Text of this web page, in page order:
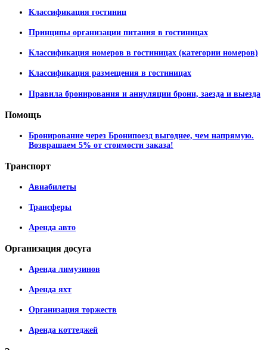
Классификация гостиниц
Принципы организации питания в гостиницах
Классификация номеров в гостиницах (категории номеров)
Классификация размещения в гостиницах
Правила бронирования и аннуляции брони, заезда и выезда
Помощь
Бронирование через Бронипоезд выгоднее, чем напрямую.
Возвращаем 5% от стоимости заказа!
Транспорт
Авиабилеты
Трансферы
Аренда авто
Организация досуга
Аренда лимузинов
Аренда яхт
Организация торжеств
Аренда коттеджей